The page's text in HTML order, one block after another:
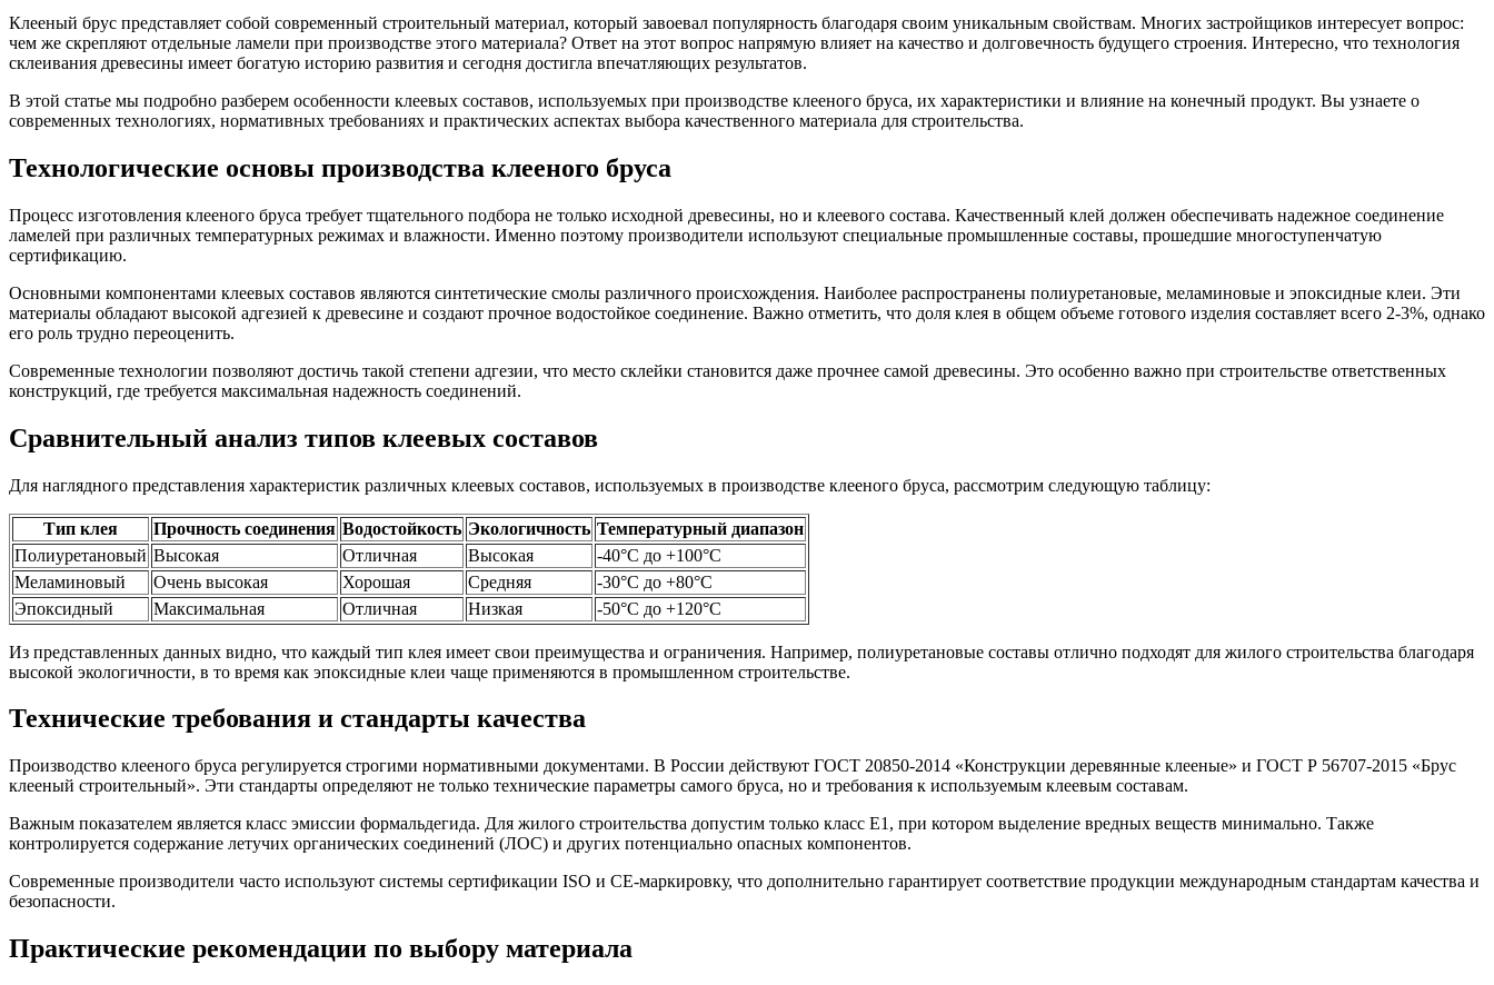
Клееный брус представляет собой современный строительный материал, который завоевал популярность благодаря своим уникальным свойствам. Многих застройщиков интересует вопрос:
чем же скрепляют отдельные ламели при производстве этого материала? Ответ на этот вопрос напрямую влияет на качество и долговечность будущего строения. Интересно, что технология
склеивания древесины имеет богатую историю развития и сегодня достигла впечатляющих результатов.
В этой статье мы подробно разберем особенности клеевых составов, используемых при производстве клееного бруса, их характеристики и влияние на конечный продукт. Вы узнаете о
современных технологиях, нормативных требованиях и практических аспектах выбора качественного материала для строительства.
Технологические основы производства клееного бруса
Процесс изготовления клееного бруса требует тщательного подбора не только исходной древесины, но и клеевого состава. Качественный клей должен обеспечивать надежное соединение
ламелей при различных температурных режимах и влажности. Именно поэтому производители используют специальные промышленные составы, прошедшие многоступенчатую
сертификацию.
Основными компонентами клеевых составов являются синтетические смолы различного происхождения. Наиболее распространены полиуретановые, меламиновые и эпоксидные клеи. Эти
материалы обладают высокой адгезией к древесине и создают прочное водостойкое соединение. Важно отметить, что доля клея в общем объеме готового изделия составляет всего 2-3%, однако
его роль трудно переоценить.
Современные технологии позволяют достичь такой степени адгезии, что место склейки становится даже прочнее самой древесины. Это особенно важно при строительстве ответственных
конструкций, где требуется максимальная надежность соединений.
Сравнительный анализ типов клеевых составов
Для наглядного представления характеристик различных клеевых составов, используемых в производстве клееного бруса, рассмотрим следующую таблицу:
Тип клея Прочность соединения Водостойкость Экологичность Температурный диапазон
Полиуретановый Высокая Отличная Высокая
-40°C до +100°C
Меламиновый
Очень высокая Хорошая Средняя
-30°C до +80°C
Эпоксидный
Максимальная Отличная Низкая -50°C до +120°C
Из представленных данных видно, что каждый тип клея имеет свои преимущества и ограничения. Например, полиуретановые составы отлично подходят для жилого строительства благодаря
высокой экологичности, в то время как эпоксидные клеи чаще применяются в промышленном строительстве.
Технические требования и стандарты качества
Производство клееного бруса регулируется строгими нормативными документами. В России действуют ГОСТ 20850-2014 «Конструкции деревянные клееные» и ГОСТ Р 56707-2015 «Брус
клееный строительный». Эти стандарты определяют не только технические параметры самого бруса, но и требования к используемым клеевым составам.
Важным показателем является класс эмиссии формальдегида. Для жилого строительства допустим только класс Е1, при котором выделение вредных веществ минимально. Также
контролируется содержание летучих органических соединений (ЛОС) и других потенциально опасных компонентов.
Современные производители часто используют системы сертификации ISO и CE-маркировку, что дополнительно гарантирует соответствие продукции международным стандартам качества и
безопасности.
Практические рекомендации по выбору материала